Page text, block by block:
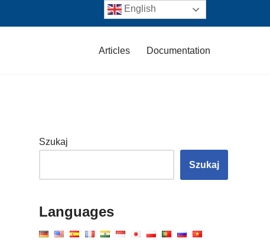
Articles Documentation
Szukaj
Szukaj
Languages
English